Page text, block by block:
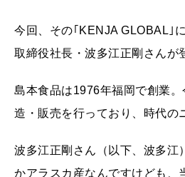
今回、その｢KENJA GLOBAL｣
取締役社長・波多江正剛さんが
島本食品は1976年福岡で創業
造・販売を行っており、時代の
波多江正剛さん（以下、波多江
かアラスカ産なんですけども、